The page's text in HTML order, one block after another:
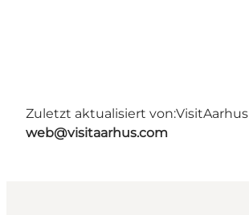
Zuletzt aktualisiert von:VisitAarhus
web@visitaarhus.com